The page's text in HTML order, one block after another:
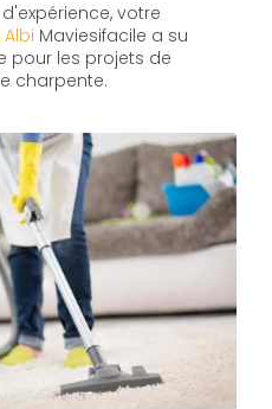
votre
Maviesifacile a su
pour les projets de
charpente.